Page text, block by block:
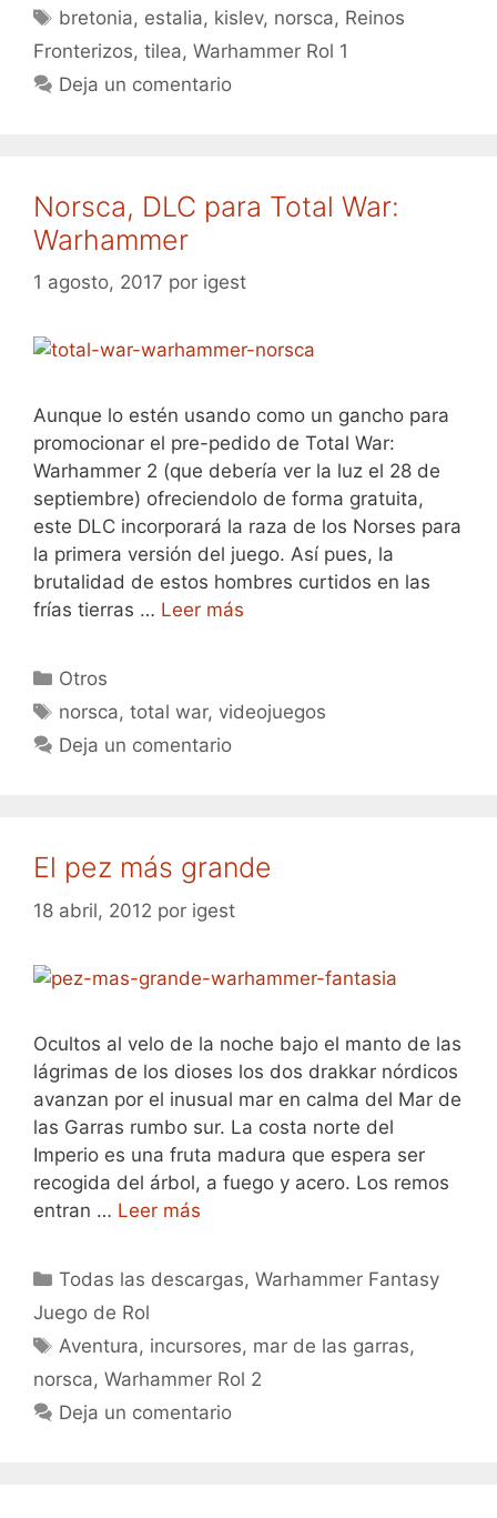
Etiquetas
bretonia, estalia, kislev, norsca, Reinos
Fronterizos, tilea, Warhammer Rol 1
Deja un comentario
Norsca, DLC para Total War:
Warhammer
1 agosto, 2017 por igest
Aunque lo estén usando como un gancho para
promocionar el pre-pedido de Total War:
Warhammer 2 (que debería ver la luz el 28 de
septiembre) ofreciendolo de forma gratuita,
este DLC incorporará la raza de los Norses para
la primera versión del juego. Así pues, la
brutalidad de estos hombres curtidos en las
frías tierras … Leer más
Categorías
Otros
Etiquetas
norsca,total war, videojuegos
Deja un comentario
El pez más grande
18 abril, 2012 por igest
Ocultos al velo de la noche bajo el manto de las
lágrimas de los dioses los dos drakkar nórdicos
avanzan por el inusual mar en calma del Mar de
las Garras rumbo sur. La costa norte del
Imperio es una fruta madura que espera ser
recogida del árbol, a fuego y acero. Los remos
entran … Leer más
Categorías
Todas las descargas,Warhammer Fantasy
Juego de Rol
Etiquetas
Aventura, incursores, mar de las garras,
norsca, Warhammer Rol 2
Deja un comentario